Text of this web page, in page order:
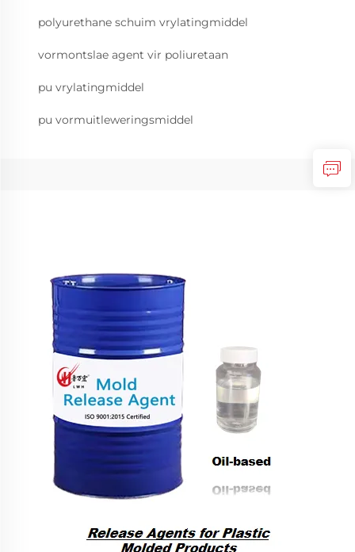
polyurethane schuim vrylatingmiddel
vormontslae agent vir poliuretaan
pu vrylatingmiddel
pu vormuitleweringsmiddel